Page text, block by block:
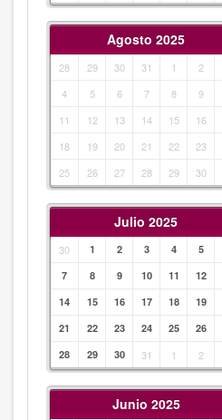
Agosto 2025
28 29 30 31 1 2
4
5 6 7 8 9
11
12 13 14 15 16
18
19 20 21 22 23
25
26 27 28 29 30
Julio 2025
30 1 2 3 4 5
7
8 9 10 11 12
14
15 16 17 18 19
21
22 23 24 25 26
28
29 30 31 1 2
Junio 2025